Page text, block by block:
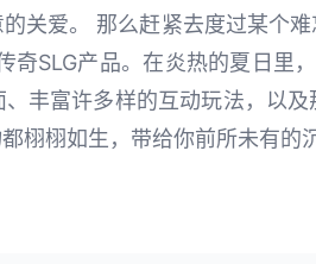
关爱。 那么赶紧去度过某个
SLG产品。在炎热的夏日里
丰富许多样的互动玩法，以
栩栩如生，带给你前所未有的